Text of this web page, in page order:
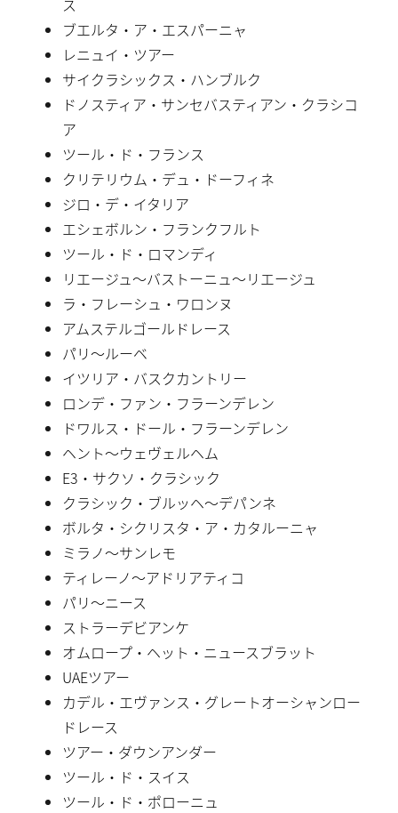
ブエルタ・ア・エスパーニャ
レニュイ・ツアー
サイクラシックス・ハンブルク
ドノスティア・サンセバスティアン・クラシコ
ア
ツール・ド・フランス
クリテリウム・デュ・ドーフィネ
ジロ・デ・イタリア
エシェボルン・フランクフルト
ツール・ド・ロマンディ
リエージュ〜バストーニュ〜リエージュ
ラ・フレーシュ・ワロンヌ
アムステルゴールドレース
パリ〜ルーベ
イツリア・バスクカントリー
ロンデ・ファン・フラーンデレン
ドワルス・ドール・フラーンデレン
ヘント〜ウェヴェルヘム
E3・サクソ・クラシック
クラシック・ブルッヘ〜デパンネ
ボルタ・シクリスタ・ア・カタルーニャ
ミラノ〜サンレモ
ティレーノ〜アドリアティコ
パリ〜ニース
ストラーデビアンケ
オムロープ・ヘット・ニュースブラット
UAEツアー
カデル・エヴァンス・グレートオーシャンロー
ドレース
ツアー・ダウンアンダー
ツール・ド・スイス
ツール・ド・ポローニュ